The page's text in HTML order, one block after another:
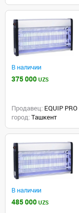
В наличии
375 000 UZS
Продавец: EQUIP PRO
город: Ташкент
В наличии
485 000 UZS